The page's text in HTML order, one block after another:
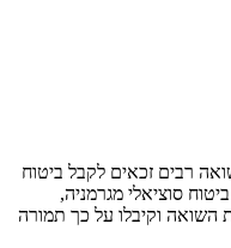
רבים זכאים לקבל ביטוח
סוציאלי מגרמניה,
השואה וקיבלו על כך תמורה